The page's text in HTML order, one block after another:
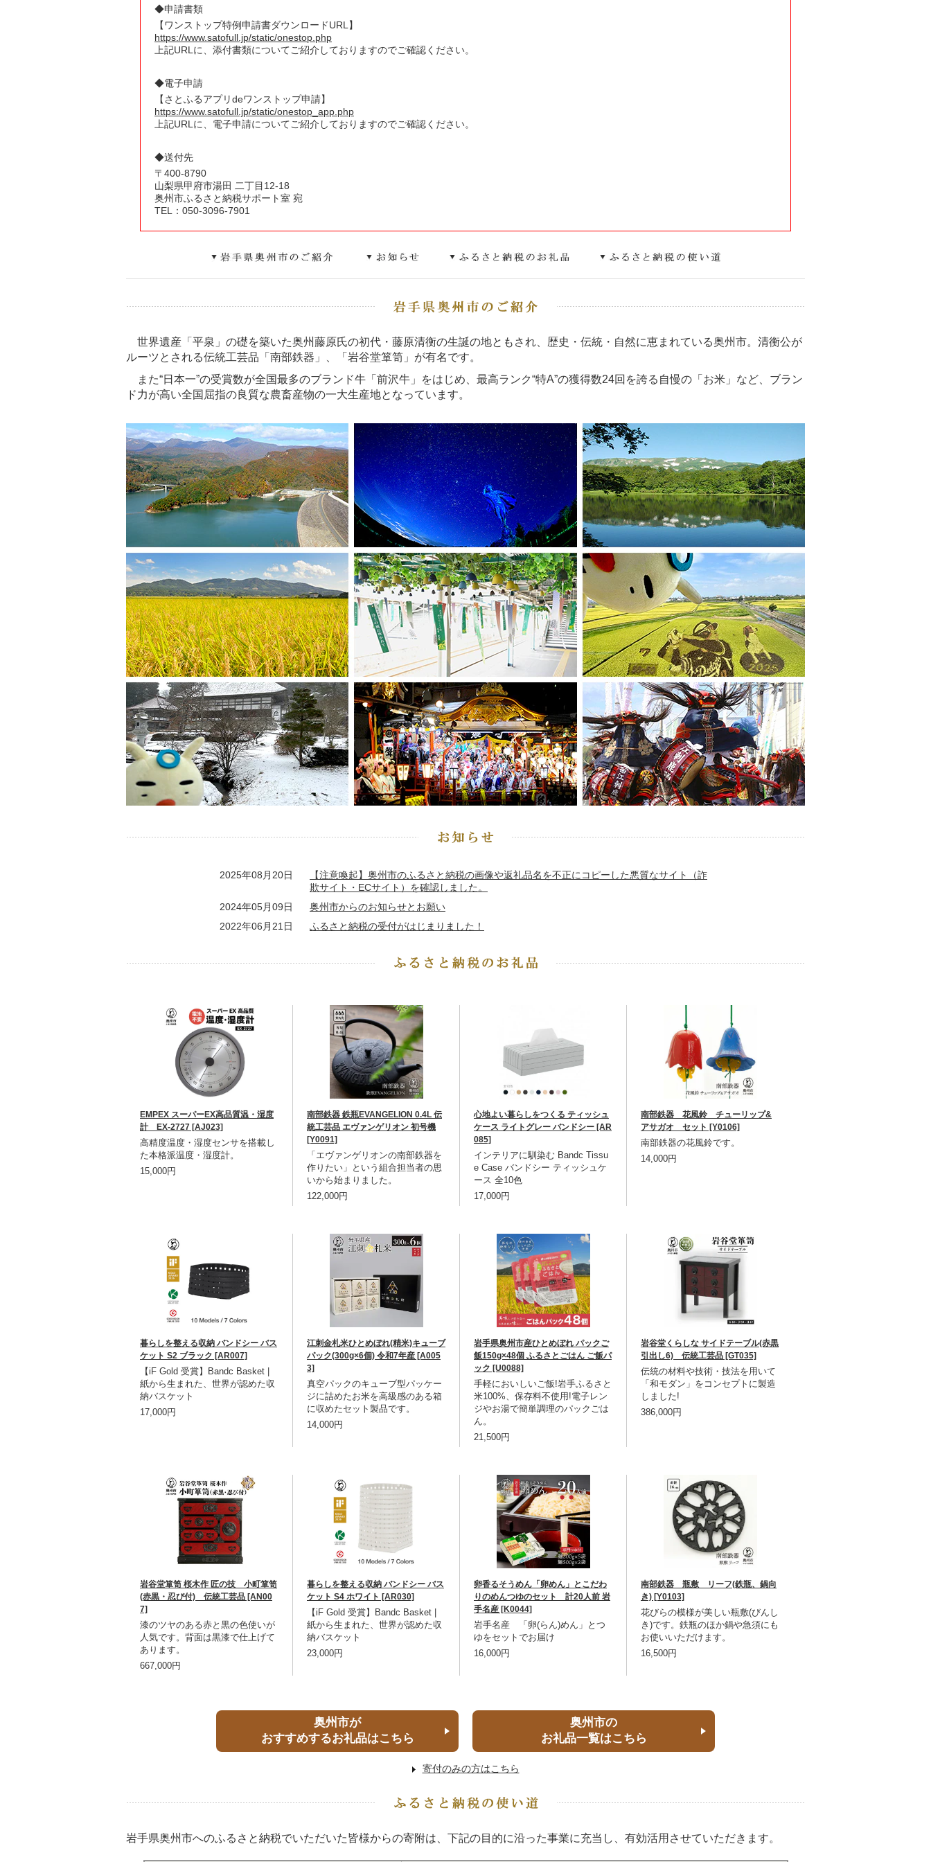
◆申請書類
【ワンストップ特例申請書ダウンロードURL】
https://www.satofull.jp/static/onestop.php
上記URLに、添付書類についてご紹介しておりますのでご確認ください。
◆電子申請
【さとふるアプリdeワンストップ申請】
https://www.satofull.jp/static/onestop_app.php
上記URLに、電子申請についてご紹介しておりますのでご確認ください。
◆送付先
〒 400-8790
山梨県甲府市湯田 二丁目12-18
奥州市ふるさと納税サポート室 宛
TEL：050-3096-7901
世界遺産「平泉」の礎を築いた奥州藤原氏の初代・藤原清衡の生誕の地ともされ、歴史・伝統・自然に恵まれている奥州市。清衡公が
ルーツとされる伝統工芸品「南部鉄器」、「岩谷堂箪笥」が有名です。
また“日本一”の受賞数が全国最多のブランド牛「前沢牛」をはじめ、最高ランク“特A”の獲得数24回を誇る自慢の「お米」など、ブラン
ド力が高い全国屈指の良質な農畜産物の一大生産地となっています。
2025年08月20日
【注意喚起】奥州市のふるさと納税の画像や返礼品名を不正にコピーした悪質なサイト（詐
欺サイト・ECサイト）を確認しました。
2024年05月09日
奥州市からのお知らせとお願い
2022年06月21日
ふるさと納税の受付がはじまりました！
EMPEX スーパーEX高品質温・湿度
計 EX-2727 [AJ023]
高精度温度・湿度センサを搭載し
た本格派温度・湿度計。
15,000円
南部鉄器 鉄瓶EVANGELION 0.4L 伝
統工芸品 エヴァンゲリオン 初号機
[Y0091]
「エヴァンゲリオンの南部鉄器を
作りたい」という組合担当者の思
いから始まりました。
122,000円
心地よい暮らしをつくる ティッシュ
ケース ライトグレー バンドシー [AR
085]
インテリアに馴染む Bandc Tissu
e Case バンドシー ティッシュケ
ース 全10色
17,000円
南部鉄器 花風鈴 チューリップ&
アサガオ セット [Y0106]
南部鉄器の花風鈴です。
14,000円
暮らしを整える収納 バンドシー バス
ケット S2 ブラック [AR007]
【iF Gold 受賞】Bandc Basket |
紙から生まれた、世界が認めた収
納バスケット
17,000円
江刺金札米ひとめぼれ(精米)キューブ
パック(300g×6個) 令和7年産 [A005
3]
真空パックのキューブ型パッケー
ジに詰めたお米を高級感のある箱
に収めたセット製品です。
14,000円
岩手県奥州市産ひとめぼれ パックご
飯150g×48個 ふるさとごはん ご飯パ
ック [U0088]
手軽においしいご飯!岩手ふるさと
米100%、保存料不使用!電子レン
ジやお湯で簡単調理のパックごは
ん。
21,500円
岩谷堂くらしな サイドテーブル(赤黒
引出し6) 伝統工芸品 [GT035]
伝統の材料や技術・技法を用いて
「和モダン」をコンセプトに製造
しました!
386,000円
岩谷堂箪笥 桜木作 匠の技 小町箪笥
(赤黒・忍び付) 伝統工芸品 [AN00
7]
漆のツヤのある赤と黒の色使いが
人気です。背面は黒漆で仕上げて
あります。
667,000円
暮らしを整える収納 バンドシー バス
ケット S4 ホワイト [AR030]
【iF Gold 受賞】Bandc Basket |
紙から生まれた、世界が認めた収
納バスケット
23,000円
卵香るそうめん「卵めん」とこだわ
りのめんつゆのセット 計20人前 岩
手名産 [K0044]
岩手名産 「卵(らん)めん」とつ
ゆをセットでお届け
16,000円
南部鉄器 瓶敷 リーフ(鉄瓶、鍋向
き) [Y0103]
花びらの模様が美しい瓶敷(びんし
き)です。鉄瓶のほか鍋や急須にも
お使いいただけます。
16,500円
奥州市が
おすすめするお礼品はこちら
奥州市の
お礼品一覧はこちら
寄付のみの方はこちら
岩手県奥州市へのふるさと納税でいただいた皆様からの寄附は、下記の目的に沿った事業に充当し、有効活用させていただきます。